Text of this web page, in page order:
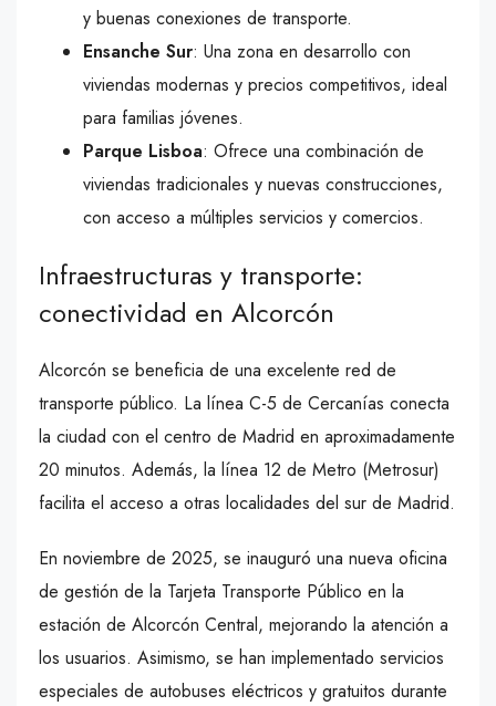
y buenas conexiones de transporte.
Ensanche Sur: Una zona en desarrollo con
viviendas modernas y precios competitivos, ideal
para familias jóvenes.
Parque Lisboa: Ofrece una combinación de
viviendas tradicionales y nuevas construcciones,
con acceso a múltiples servicios y comercios.
Infraestructuras y transporte:
conectividad en Alcorcón
Alcorcón se beneficia de una excelente red de
transporte público. La línea C-5 de Cercanías conecta
la ciudad con el centro de Madrid en aproximadamente
20 minutos. Además, la línea 12 de Metro (Metrosur)
facilita el acceso a otras localidades del sur de Madrid.
En noviembre de 2025, se inauguró una nueva oficina
de gestión de la Tarjeta Transporte Público en la
estación de Alcorcón Central, mejorando la atención a
los usuarios. Asimismo, se han implementado servicios
especiales de autobuses eléctricos y gratuitos durante